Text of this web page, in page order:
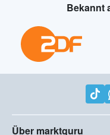
Bekannt
Über marktguru